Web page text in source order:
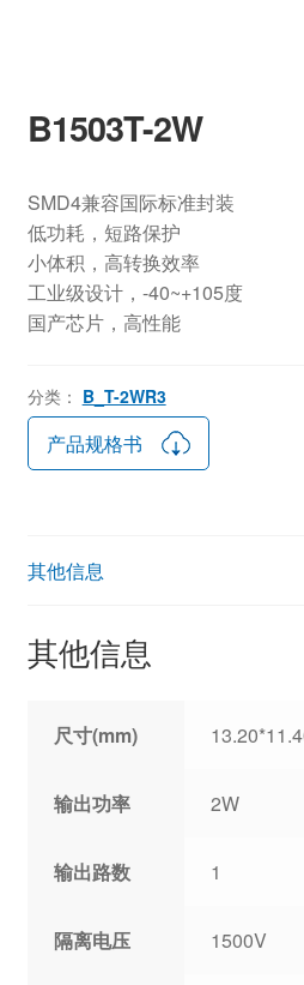
B1503T-2W
SMD4兼容国际标准封装
低功耗，短路保护
小体积，高转换效率
工业级设计，-40~+105度
国产芯片，高性能
分类： B_T-2WR3
产品规格书
其他信息
其他信息
尺寸(mm)
输出功率 2W
输出路数 1
隔离电压 1500V